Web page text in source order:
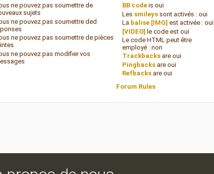
ne pouvez pas soumettre de
sujets
ne pouvez pas soumettre ded
ne pouvez pas soumettre de pièces
ne pouvez pas modifier vos
BB codeis oui
Les smileyssont activés : oui
La balise [IMG] est activée : oui
[VIDEO] le code est oui
Le code HTML peut être
employé : non
Trackbacksare oui
Pingbacksare oui
Refbacksare oui
Forum Rules